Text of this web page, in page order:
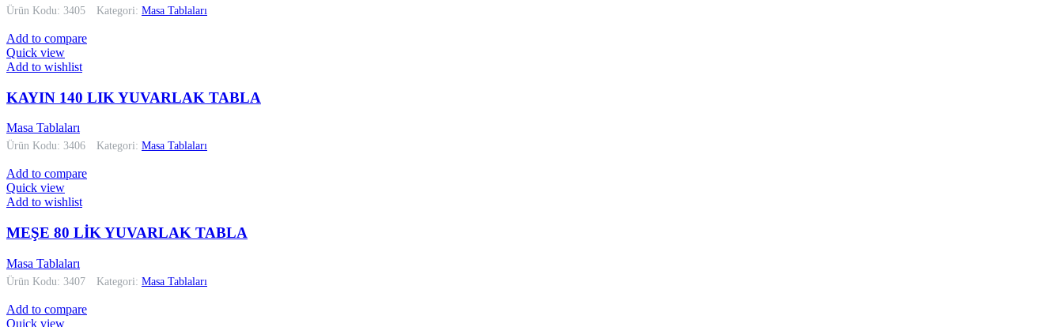
Ürün Kodu: 3405 Kategori: Masa Tablaları
Add to compare
Quick view
Add to wishlist
KAYIN 140 LIK YUVARLAK TABLA
Masa Tablaları
Ürün Kodu: 3406 Kategori: Masa Tablaları
Add to compare
Quick view
Add to wishlist
MEŞE 80 LİK YUVARLAK TABLA
Masa Tablaları
Ürün Kodu: 3407 Kategori: Masa Tablaları
Add to compare
Quick view